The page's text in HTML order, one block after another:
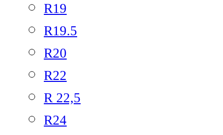
R19
R19.5
R20
R22
R 22,5
R24